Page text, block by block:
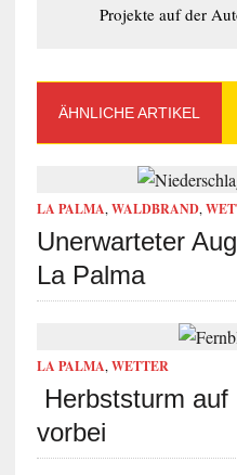
Projekte auf der
ÄHNLICHE ARTIKEL
LA PALMA, WALDBRAND,
Unerwarteter
La Palma
LA PALMA, WETTER
Herbststurm
vorbei